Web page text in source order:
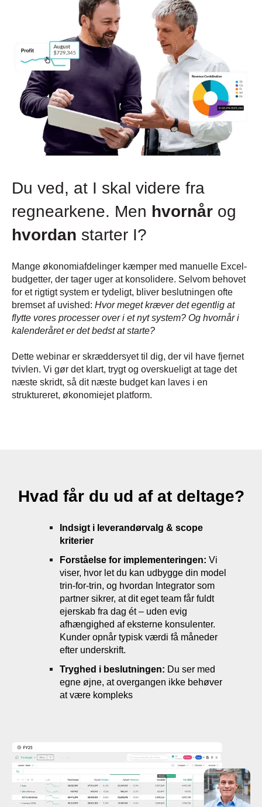
Du ved, at I skal videre fra
regnearkene. Men hvornår og
hvordan starter I?
Mange økonomiafdelinger kæmper med manuelle Excel-
budgetter, der tager uger at konsolidere. Selvom behovet
for et rigtigt system er tydeligt, bliver beslutningen ofte
bremset af uvished: Hvor meget kræver det egentlig at
flytte vores processer over i et nyt system? Og hvornår i
kalenderåret er det bedst at starte?
Dette webinar er skræddersyet til dig, der vil have fjernet
tvivlen. Vi gør det klart, trygt og overskueligt at tage det
næste skridt, så dit næste budget kan laves i en
struktureret, økonomiejet platform.
Hvad får du ud af at deltage?
Indsigt i leverandørvalg & scope
kriterier
Forståelse for implementeringen: Vi
viser, hvor let du kan udbygge din model
trin-for-trin, og hvordan Integrator som
partner sikrer, at dit eget team får fuldt
ejerskab fra dag ét – uden evig
afhængighed af eksterne konsulenter.
Kunder opnår typisk værdi få måneder
efter underskrift.
Tryghed i beslutningen: Du ser med
egne øjne, at overgangen ikke behøver
at være kompleks